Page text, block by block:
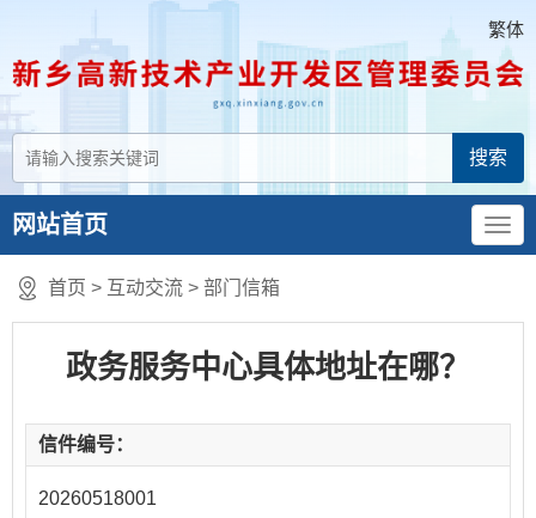
繁体
网站首页
首页 > 互动交流 > 部门信箱
政务服务中心具体地址在哪？
信件编号：
20260518001